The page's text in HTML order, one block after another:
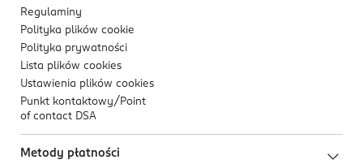
Regulaminy
Polityka plików cookie
Polityka prywatności
Lista plików cookies
Ustawienia plików cookies
Punkt kontaktowy/ Point
of contact DSA
Metody płatności